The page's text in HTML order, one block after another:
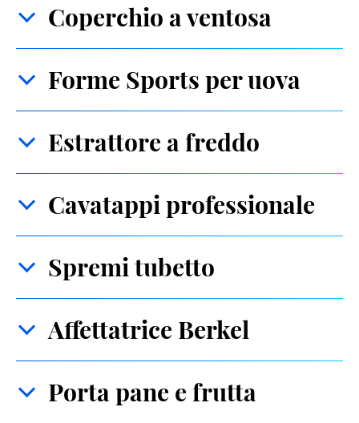
Coperchio a ventosa
Forme Sports per uova
Estrattore a freddo
Cavatappi professionale
Spremi tubetto
Affettatrice Berkel
Porta pane e frutta